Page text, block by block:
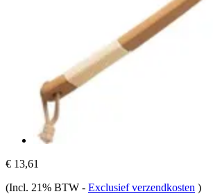
€ 13,61
(Incl. 21% BTW - Exclusief verzendkosten )